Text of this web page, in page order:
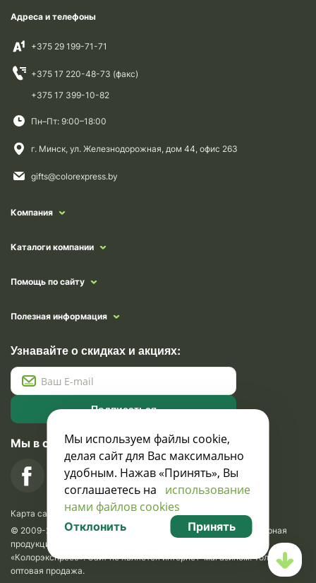
Адреса и телефоны
+375 29 199-71-71
+375 17 220-48-73 (факс)
+375 17 399-10-82
Пн–Пт: 9:00–18:00
г. Минск, ул. Железнодорожная, дом 44, офис 263
gifts@colorexpress.by
Компания
Каталоги компании
Помощь по сайту
Полезная информация
Узнавайте о скидках и акциях:
Подписаться
Мы в социальных сетях
Карта сайта
© 2009-2026 Krasavik.by. Сувениры оптом. Рекламно-сувенирная
продукция и сувениры с логотипом. УНН 100873745, ООО
«Колорэкспресс». Сайт не является интернет-магазином. Только
оптовая продажа.
Мы используем файлы cookie,
делая сайт для Вас максимально
удобным. Нажав «Принять», Вы
соглашаетесь на использование
нами файлов cookies
Отклонить Принять